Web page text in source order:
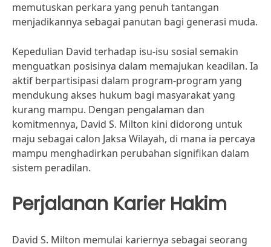
memutuskan perkara yang penuh tantangan
menjadikannya sebagai panutan bagi generasi muda.
Kepedulian David terhadap isu-isu sosial semakin
menguatkan posisinya dalam memajukan keadilan. Ia
aktif berpartisipasi dalam program-program yang
mendukung akses hukum bagi masyarakat yang
kurang mampu. Dengan pengalaman dan
komitmennya, David S. Milton kini didorong untuk
maju sebagai calon Jaksa Wilayah, di mana ia percaya
mampu menghadirkan perubahan signifikan dalam
sistem peradilan.
Perjalanan Karier Hakim
David S. Milton memulai kariernya sebagai seorang